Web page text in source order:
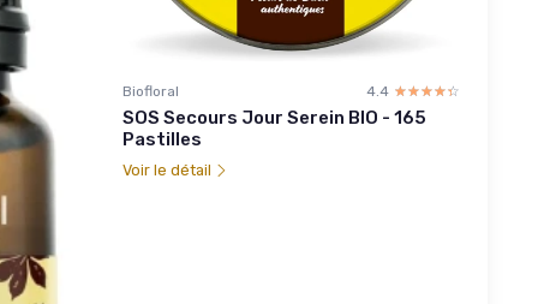
Biofloral 4.4 ☆☆☆☆☆
★★★★★
SOS Secours Jour Serein BIO - 165
Pastilles
Voir le détail